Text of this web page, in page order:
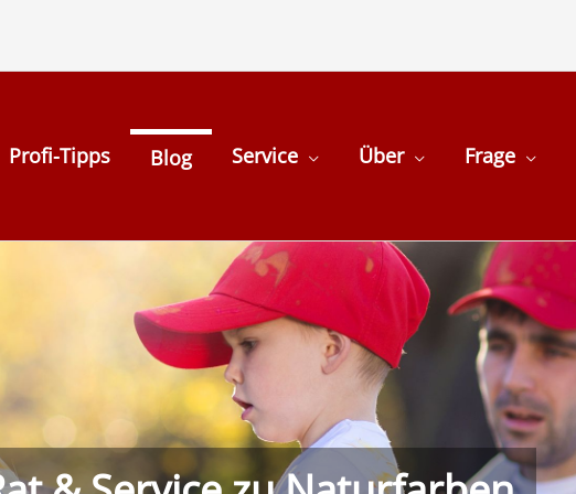
Profi-Tipps Blog Service Über Frage